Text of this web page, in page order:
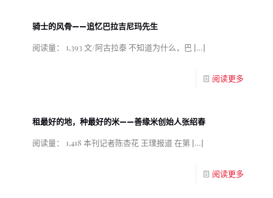
骑士的风骨——追忆巴拉吉尼玛先生
阅读量： 1,393 文/阿古拉泰 不知道为什么，巴 […]
阅读更多
租最好的地，种最好的米——善缘米创始人张绍春
阅读量： 1,418 本刊记者陈杏花 王璞报道 在第 […]
阅读更多